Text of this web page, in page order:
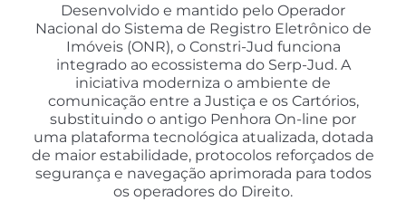
Desenvolvido e mantido pelo Operador
Nacional do Sistema de Registro Eletrônico de
Imóveis (ONR), o Constri-Jud funciona
integrado ao ecossistema do Serp-Jud. A
iniciativa moderniza o ambiente de
comunicação entre a Justiça e os Cartórios,
substituindo o antigo Penhora On-line por
uma plataforma tecnológica atualizada, dotada
de maior estabilidade, protocolos reforçados de
segurança e navegação aprimorada para todos
os operadores do Direito.